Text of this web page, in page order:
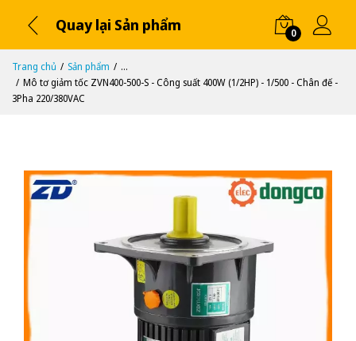
Quay lại Sản phẩm 0
Trang chủ Sản phẩm
...
Mô tơ giảm tốc ZVN400-500-S - Công suất 400W (1/2HP) - 1/500 - Chân đế -
3Pha 220/380VAC